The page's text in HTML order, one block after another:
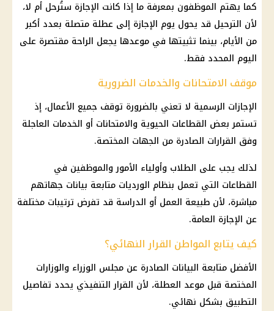
كما يهتم الموظفون بمعرفة ما إذا كانت الإجازة ستُرحل أم لا،
لأن الترحيل قد يحول يوم الإجازة إلى عطلة متصلة بعدد أكبر
من الأيام، بينما تثبيتها في موعدها يجعل الراحة مقتصرة على
اليوم المحدد فقط.
موقف الامتحانات والخدمات الضرورية
الإجازات الرسمية لا تعني بالضرورة توقف جميع الأعمال، إذ
تستمر بعض القطاعات الحيوية والامتحانات أو الخدمات العاجلة
وفق القرارات الصادرة من الجهات المختصة.
لذلك يجب على الطلاب وأولياء الأمور والموظفين في
القطاعات التي تعمل بنظام الورديات متابعة بيانات جهاتهم
مباشرة، لأن طبيعة العمل أو الدراسة قد تفرض ترتيبات مختلفة
عن الإجازة العامة.
كيف يتابع المواطن القرار النهائي؟
الأفضل متابعة البيانات الصادرة عن مجلس الوزراء والوزارات
المختصة قبل موعد العطلة، لأن القرار التنفيذي يحدد تفاصيل
التطبيق بشكل نهائي.